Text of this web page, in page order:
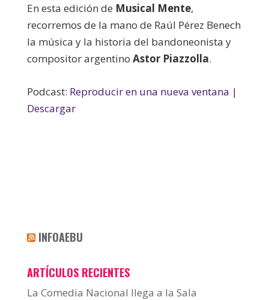
En esta edición de Musical Mente,
recorremos de la mano de Raúl Pérez Benech
la música y la historia del bandoneonista y
compositor argentino Astor Piazzolla.
Podcast: Reproducir en una nueva ventana |
Descargar
INFOAEBU
ARTÍCULOS RECIENTES
La Comedia Nacional llega a la Sala